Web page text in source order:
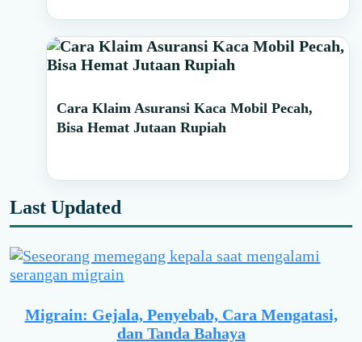
Cara Klaim Asuransi Kaca Mobil Pecah,
Bisa Hemat Jutaan Rupiah
Last Updated
Migrain: Gejala, Penyebab, Cara Mengatasi,
dan Tanda Bahaya